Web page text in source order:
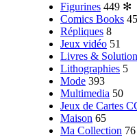
Figurines 449 ✻
Comics Books
Répliques 8
Jeux vidéo 51
Livres &
Lithographies 5
Mode 393
Multimedia 50
Jeux de Cartes
Maison 65
Ma Collection 76